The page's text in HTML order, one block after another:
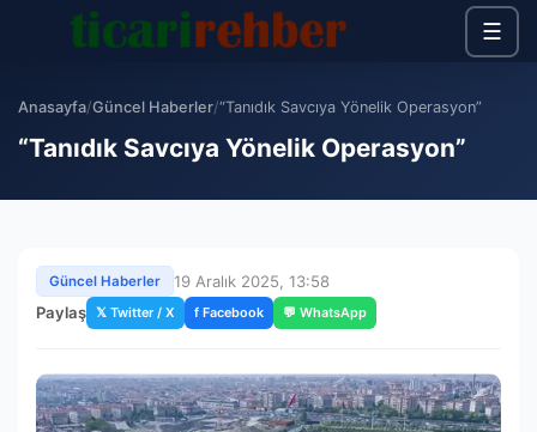
☰
Anasayfa/Güncel Haberler/“Tanıdık Savcıya Yönelik Operasyon”
“Tanıdık Savcıya Yönelik Operasyon”
Güncel Haberler
19 Aralık 2025, 13:58
Paylaş 𝕏 Twitter / X f Facebook 💬 WhatsApp